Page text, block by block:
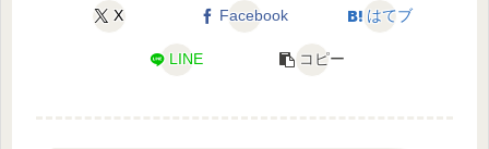
X Facebook はてブ
LINE コピー